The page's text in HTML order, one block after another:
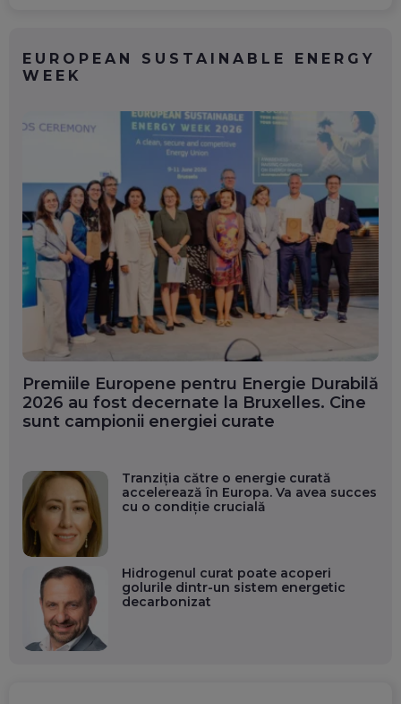
EUROPEAN SUSTAINABLE ENERGY
WEEK
Premiile Europene pentru Energie Durabilă
2026 au fost decernate la Bruxelles. Cine
sunt campionii energiei curate
Tranziția către o energie curată
accelerează în Europa. Va avea succes
cu o condiție crucială
Hidrogenul curat poate acoperi
golurile dintr-un sistem energetic
decarbonizat